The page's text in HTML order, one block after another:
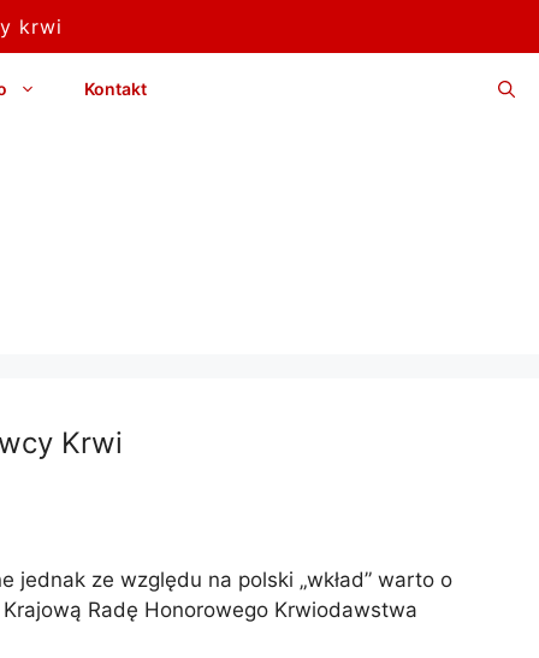
krwi
Kontakt
Krwi
jednak ze względu na polski „wkład” warto o
Radę Honorowego Krwiodawstwa